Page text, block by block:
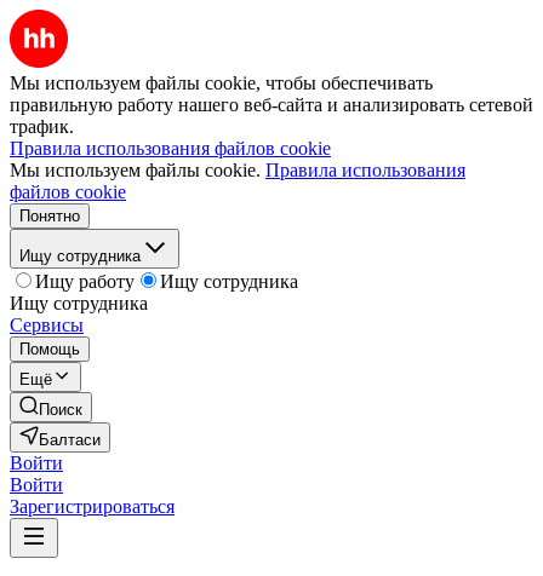
Мы используем файлы cookie, чтобы обеспечивать
правильную работу нашего веб-сайта и анализировать сетевой
трафик.
Правила использования файлов cookie
Мы используем файлы cookie. Правила использования
файлов cookie
Понятно
Ищу сотрудника
Ищу работу
Ищу сотрудника
Ищу сотрудника
Сервисы
Помощь
Ещё
Поиск
Балтаси
Войти
Войти
Зарегистрироваться